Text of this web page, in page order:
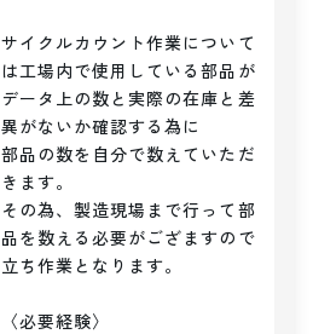
サイクルカウント作業について
は工場内で使用している部品が
データ上の数と実際の在庫と差
異がないか確認する為に
部品の数を自分で数えていただ
きます。
その為、製造現場まで行って部
品を数える必要がござますので
立ち作業となります。
〈必要経験〉